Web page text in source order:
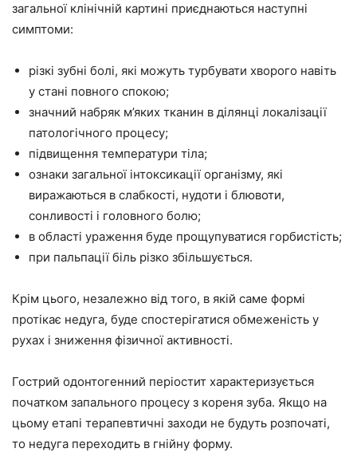
загальної клінічній картині приєднаються наступні
симптоми:
різкі зубні болі, які можуть турбувати хворого навіть
у стані повного спокою;
значний набряк м’яких тканин в ділянці локалізації
патологічного процесу;
підвищення температури тіла;
ознаки загальної інтоксикації організму, які
виражаються в слабкості, нудоти і блювоти,
сонливості і головного болю;
в області ураження буде прощупуватися горбистість;
при пальпації біль різко збільшується.
Крім цього, незалежно від того, в якій саме формі
протікає недуга, буде спостерігатися обмеженість у
рухах і зниження фізичної активності.
Гострий одонтогенний періостит характеризується
початком запального процесу з кореня зуба. Якщо на
цьому етапі терапевтичні заходи не будуть розпочаті,
то недуга переходить в гнійну форму.